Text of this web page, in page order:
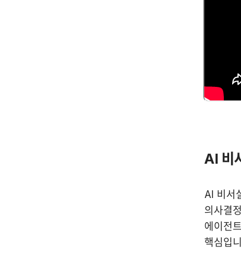
AI 비
AI 비서
의사결
에이전
핵심입